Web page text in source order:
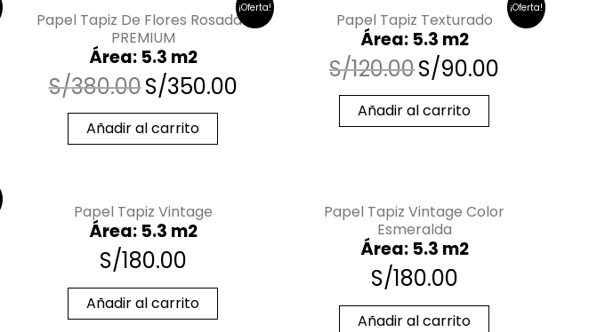
¡Oferta!
Papel Tapiz De Flores Rosadas
PREMIUM
Área: 5.3 m2
S/380.00S/350.00
Añadir al carrito
¡Oferta!
Papel Tapiz Texturado
Área: 5.3 m2
S/120.00S/90.00
Añadir al carrito
Papel Tapiz Vintage
Área: 5.3 m2
S/180.00
Añadir al carrito
Papel Tapiz Vintage Color
Esmeralda
Área: 5.3 m2
S/180.00
Añadir al carrito